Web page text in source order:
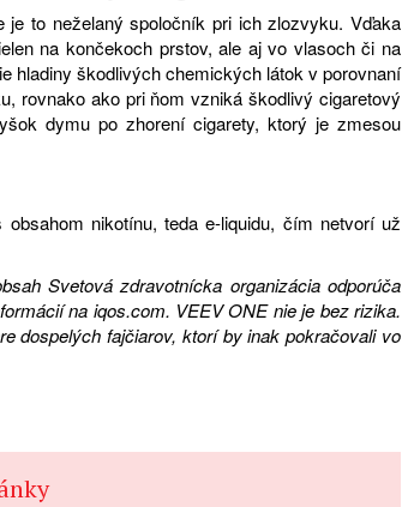
je to neželaný spoločník pri ich zlozvyku. Vďaka
na končekoch prstov, ale aj vo vlasoch či na
hladiny škodlivých chemických látok v porovnaní
rovnako ako pri ňom vzniká škodlivý cigaretový
dymu po zhorení cigarety, ktorý je zmesou
nikotínu, teda e-liquidu, čím netvorí už
Svetová zdravotnícka organizácia odporúča
na iqos.com. VEEV ONE nie je bez rizika.
dospelých fajčiarov, ktorí by inak pokračovali vo